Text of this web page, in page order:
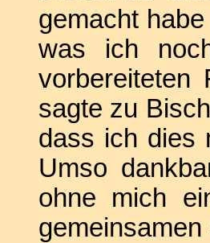
gemacht
was ich
sagte zu
dass ich dies
Umso
ohne mich